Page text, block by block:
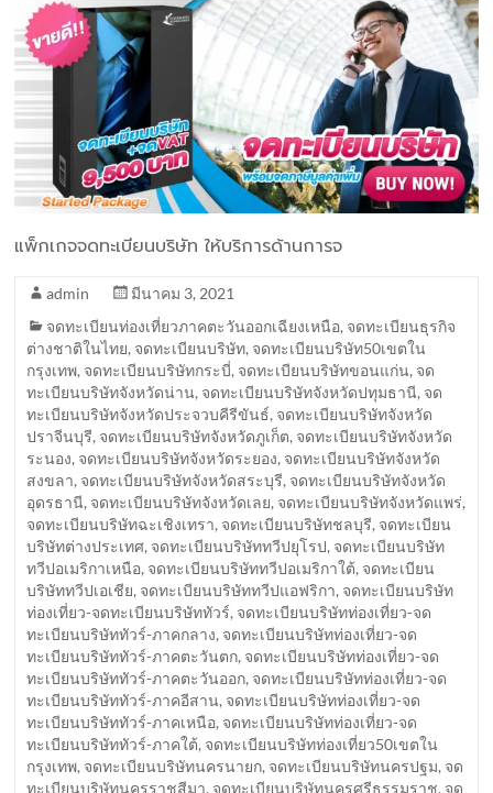
แพ็กเกจจดทะเบียนบริษัท ให้บริการด้านการจ
admin
มีนาคม 3, 2021
จดทะเบียนท่องเที่ยวภาคตะวันออกเฉียงเหนือ, จดทะเบียนธุรกิจ
ต่างชาติในไทย, จดทะเบียนบริษัท, จดทะเบียนบริษัท50เขตใน
กรุงเทพ, จดทะเบียนบริษัทกระบี่, จดทะเบียนบริษัทขอนแก่น, จด
ทะเบียนบริษัทจังหวัดน่าน, จดทะเบียนบริษัทจังหวัดปทุมธานี, จด
ทะเบียนบริษัทจังหวัดประจวบคีรีขันธ์, จดทะเบียนบริษัทจังหวัด
ปราจีนบุรี, จดทะเบียนบริษัทจังหวัดภูเก็ต, จดทะเบียนบริษัทจังหวัด
ระนอง, จดทะเบียนบริษัทจังหวัดระยอง, จดทะเบียนบริษัทจังหวัด
สงขลา, จดทะเบียนบริษัทจังหวัดสระบุรี, จดทะเบียนบริษัทจังหวัด
อุดรธานี, จดทะเบียนบริษัทจังหวัดเลย, จดทะเบียนบริษัทจังหวัดแพร่,
จดทะเบียนบริษัทฉะเชิงเทรา, จดทะเบียนบริษัทชลบุรี, จดทะเบียน
บริษัทต่างประเทศ, จดทะเบียนบริษัททวีปยุโรป, จดทะเบียนบริษัท
ทวีปอเมริกาเหนือ, จดทะเบียนบริษัททวีปอเมริกาใต้, จดทะเบียน
บริษัททวีปเอเชีย, จดทะเบียนบริษัททวีปแอฟริกา, จดทะเบียนบริษัท
ท่องเที่ยว-จดทะเบียนบริษัททัวร์, จดทะเบียนบริษัทท่องเที่ยว-จด
ทะเบียนบริษัททัวร์-ภาคกลาง, จดทะเบียนบริษัทท่องเที่ยว-จด
ทะเบียนบริษัททัวร์-ภาคตะวันตก, จดทะเบียนบริษัทท่องเที่ยว-จด
ทะเบียนบริษัททัวร์-ภาคตะวันออก, จดทะเบียนบริษัทท่องเที่ยว-จด
ทะเบียนบริษัททัวร์-ภาคอีสาน, จดทะเบียนบริษัทท่องเที่ยว-จด
ทะเบียนบริษัททัวร์-ภาคเหนือ, จดทะเบียนบริษัทท่องเที่ยว-จด
ทะเบียนบริษัททัวร์-ภาคใต้, จดทะเบียนบริษัทท่องเที่ยว50เขตใน
กรุงเทพ, จดทะเบียนบริษัทนครนายก, จดทะเบียนบริษัทนครปฐม, จด
ทะเบียนบริษัทนครราชสีมา, จดทะเบียนบริษัทนครศรีธรรมราช, จด